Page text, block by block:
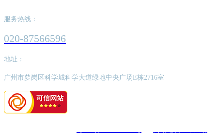
服务热线：
020-87566596
地址：
广州市萝岗区科学城科学大道绿地中央广场E栋2716室